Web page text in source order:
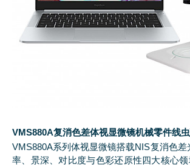
VMS880A复消色差体视显微镜机械零件线
VMS880A系列体视显微镜搭载NIS复消色
率、景深、对比度与色彩还原性四大核心领